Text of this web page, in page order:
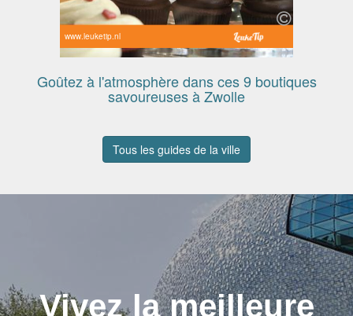
www.leuketip.nl
Goûtez à l'atmosphère dans ces 9 boutiques
savoureuses à Zwolle
Tous les guides de la ville
Vivez la meilleure